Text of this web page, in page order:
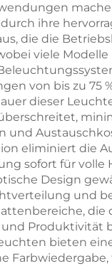
ihre
die die
viele Modelle
von bis zu 75
dieser
und
eliminiert die
sofort für volle
Design
und
die
Produktivität
bieten